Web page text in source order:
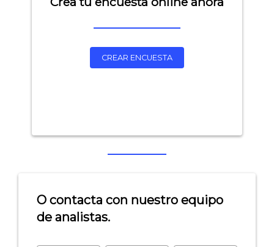
Explorar categorías:
- Artículos destacados
- Encuesta.com
- Encuestas de NPS
CREAR ENCUESTA
O contacta con nuestro equipo
de analistas.